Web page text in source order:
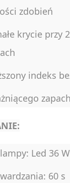
zdobień
krycie przy
indeks
Led 36 W
60 s